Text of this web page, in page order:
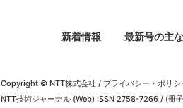
新着情報 最新号の主
Copyright © NTT株式会社 / プライバシー・ポリシ
NTT技術ジャーナル (Web) ISSN 2758-7266 / (冊